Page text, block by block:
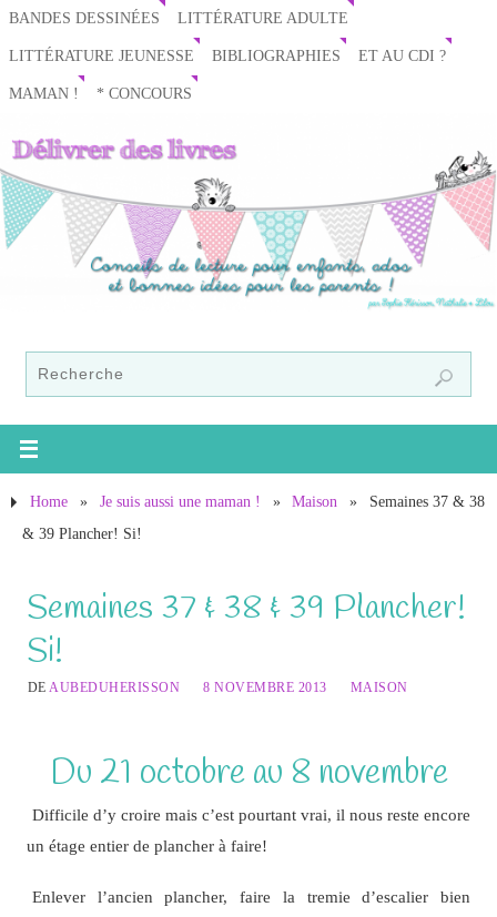
BANDES DESSINÉES LITTÉRATURE ADULTE
LITTÉRATURE JEUNESSE BIBLIOGRAPHIES ET AU CDI ?
MAMAN ! * CONCOURS
Home » Je suis aussi une maman ! » Maison »
Semaines 37 & 38
& 39 Plancher! Si!
Semaines 37 & 38 & 39 Plancher!
Si!
DEAUBEDUHERISSON 8 NOVEMBRE 2013 MAISON
Du 21 octobre au 8 novembre
Difficile d’y croire mais c’est pourtant vrai, il nous reste encore
un étage entier de plancher à faire!
Enlever l’ancien plancher, faire la tremie d’escalier bien